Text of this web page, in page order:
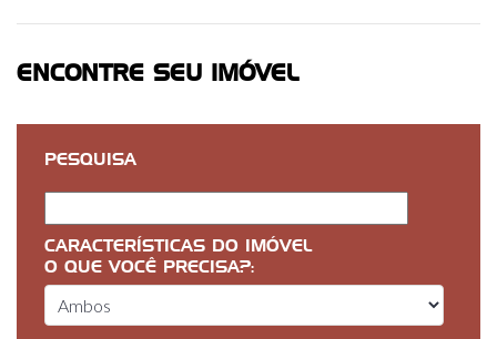
ENCONTRE SEU IMÓVEL
PESQUISA
CARACTERÍSTICAS DO IMÓVEL
O QUE VOCÊ PRECISA?: